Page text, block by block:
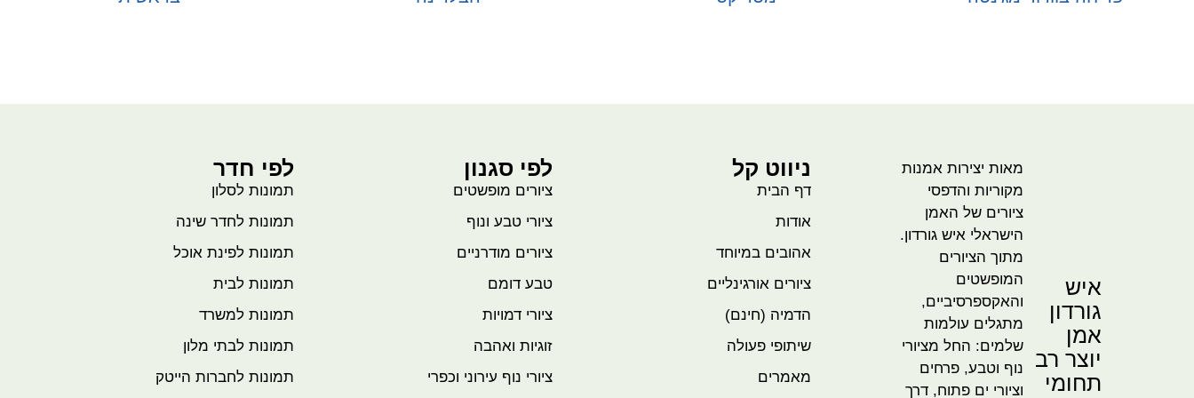
איש
גורדון
אמן
יוצר רב
תחומי
מאות יצירות אמנות
מקוריות והדפסי
ציורים של האמן
הישראלי איש גורדון.
מתוך הציורים
המופשטים
והאקספרסיביים,
מתגלים עולמות
שלמים: החל מציורי
נוף וטבע, פרחים
וציורי ים פתוח, דרך
ניווט קל
דף הבית
אודות
אהובים במיוחד
ציורים אורגינליים
הדמיה (חינם)
שיתופי פעולה
מאמרים
לפי סגנון
ציורים מופשטים
ציורי טבע ונוף
ציורים מודרניים
טבע דומם
ציורי דמויות
זוגיות ואהבה
ציורי נוף עירוני וכפרי
לפי חדר
תמונות לסלון
תמונות לחדר שינה
תמונות לפינת אוכל
תמונות לבית
תמונות למשרד
תמונות לבתי מלון
תמונות לחברות הייטק